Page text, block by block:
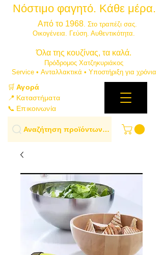
Νόστιμο φαγητό. Κάθε μέρα.
Από το 1968. Στο τραπέζι σας.
​Οικογένεια. Γεύση. Αυθεντικότητα.
​Όλα της κουζίνας, τα καλά.
Πρόδρομος Χατζηκυριάκος
​Service • Ανταλλακτικά • Υποστήριξη για χρόνια
🛒Αγορά
📍 Καταστήματα
📞 Επικοινωνία
Αναζήτηση προϊόντων…